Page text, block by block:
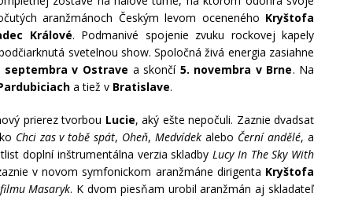
aranžmánoch Českým levom oceneného Kryštofa
Králové. Podmanivé spojenie zvuku rockovej kapely
svetelnou show. Spoločná živá energia zasiahne
septembra v Ostrave a skončí 5. novembra v Brne. Na
a tiež v Bratislave.
prierez tvorbou Lucie, aký ešte nepočuli. Zaznie dvadsať
Chci zas v tobě spát, Oheň,Medvídek alebo Černí andělé, a
doplní inštrumentálna verzia skladby Lucy In The Sky With
v novom symfonickom aranžmáne dirigenta Kryštofa
Masaryk. K dvom piesňam urobil aranžmán aj skladateľ